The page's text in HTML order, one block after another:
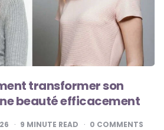
transformer son
beauté efficacement
9 MINUTE READ 0 COMMENTS